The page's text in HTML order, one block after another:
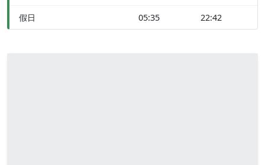
假日 05:35 22:42